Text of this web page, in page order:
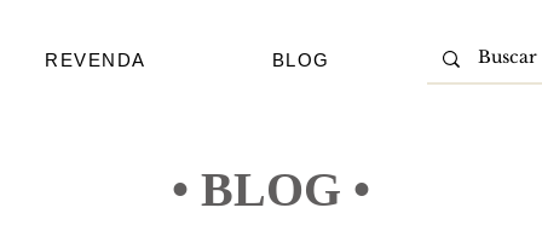
REVENDA BLOG
• BLOG •